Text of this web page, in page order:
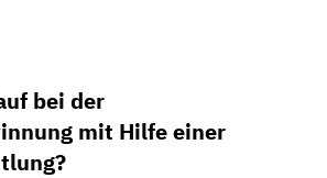
bei der
mit Hilfe einer